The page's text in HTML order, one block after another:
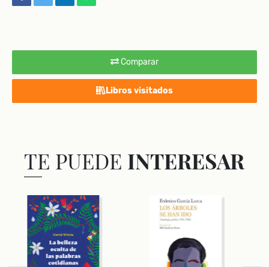
Comparar
Libros visitados
TE PUEDE INTERESAR